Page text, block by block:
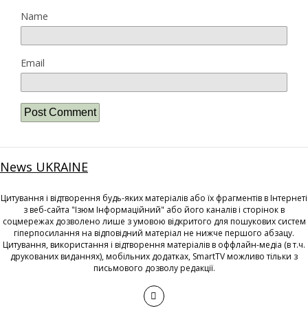
Name
Email
News UKRAINE
Цитування і відтворення будь-яких матеріалів або їх фрагментів в Інтернеті
з веб-сайта "Ізюм Інформаційний" або його каналів і сторінок в
соцмережах дозволено лише з умовою відкритого для пошукових систем
гіперпосилання на відповідний матеріал не нижче першого абзацу.
Цитування, використання і відтворення матеріалів в оффлайн-медіа (в т.ч.
друкованих виданнях), мобільних додатках, SmartTV можливо тільки з
письмового дозволу редакції.